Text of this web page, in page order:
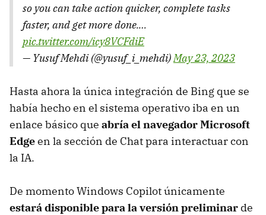
so you can take action quicker, complete tasks
faster, and get more done.…
pic.twitter.com/icy8VCFdiE
— Yusuf Mehdi (@yusuf_i_mehdi)May 23, 2023
Hasta ahora la única integración de Bing que se
había hecho en el sistema operativo iba en un
enlace básico que abría el navegador Microsoft
Edgeen la sección de Chat para interactuar con
la IA.
De momento Windows Copilot únicamente
estará disponible para la versión preliminar de